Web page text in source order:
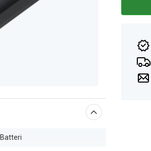
Batteri